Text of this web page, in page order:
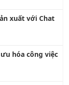
xuất với Chat
hóa công việc